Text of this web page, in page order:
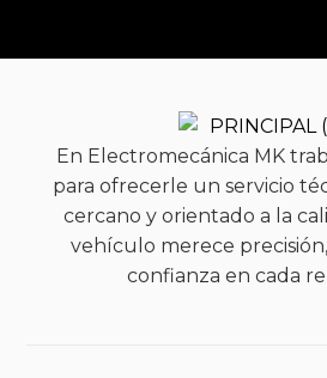
En Electromecánica MK
para ofrecerle un servicio
cercano y orientado a la
vehículo merece
confianza en cada